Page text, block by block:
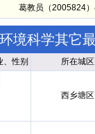
葛教员（2005824
环境科学其它
、性别 所在城区
西乡塘区